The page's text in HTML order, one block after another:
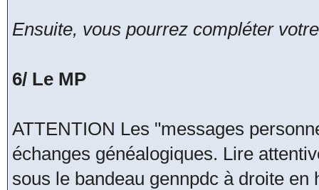
Ensuite, vous pourrez compléter
6/ Le MP
ATTENTION Les "messages
échanges généalogiques. Lire
sous le bandeau gennpdc à droite en